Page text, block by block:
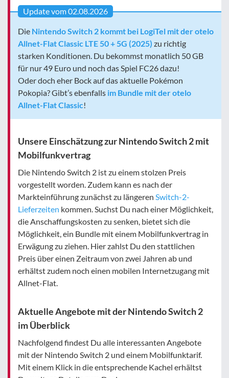
Update vom 02.08.2026
Die Nintendo Switch 2 kommt bei LogiTel mit der otelo
Allnet-Flat Classic LTE 50 + 5G (2025) zu richtig
starken Konditionen. Du bekommst monatlich 50 GB
für nur 49 Euro und noch das Spiel FC26 dazu!
Oder doch eher Bock auf das aktuelle Pokémon
Pokopia? Gibt’s ebenfalls im Bundle mit der otelo
Allnet-Flat Classic!
Unsere Einschätzung zur Nintendo Switch 2 mit
Mobilfunkvertrag
Die Nintendo Switch 2 ist zu einem stolzen Preis
vorgestellt worden. Zudem kann es nach der
Markteinführung zunächst zu längeren Switch-2-
Lieferzeiten kommen. Suchst Du nach einer Möglichkeit,
die Anschaffungskosten zu senken, bietet sich die
Möglichkeit, ein Bundle mit einem Mobilfunkvertrag in
Erwägung zu ziehen. Hier zahlst Du den stattlichen
Preis über einen Zeitraum von zwei Jahren ab und
erhältst zudem noch einen mobilen Internetzugang mit
Allnet-Flat.
Aktuelle Angebote mit der Nintendo Switch 2
im Überblick
Nachfolgend findest Du alle interessanten Angebote
mit der Nintendo Switch 2 und einem Mobilfunktarif.
Mit einem Klick in die entsprechende Kachel erhältst